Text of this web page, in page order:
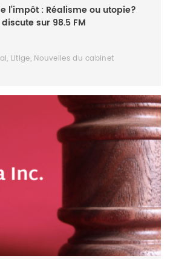
l’impôt : Réalisme ou utopie?
sur 98.5 FM
Litige, Nouvelles du cabinet